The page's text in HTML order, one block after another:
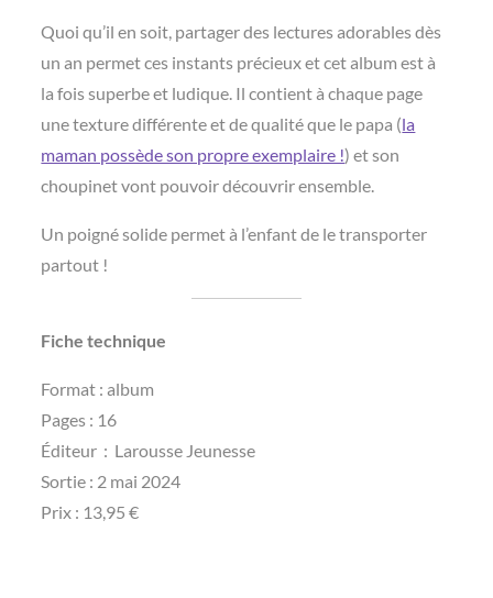
Quoi qu’il en soit, partager des lectures adorables dès
un an permet ces instants précieux et cet album est à
la fois superbe et ludique. Il contient à chaque page
une texture différente et de qualité que le papa (la
maman possède son propre exemplaire !) et son
choupinet vont pouvoir découvrir ensemble.
Un poigné solide permet à l’enfant de le transporter
partout !
Fiche technique
Format : album
Pages : ‎16
Éditeur ‏ : ‎ Larousse Jeunesse
Sortie : 2 mai 2024
Prix : 13,95 €